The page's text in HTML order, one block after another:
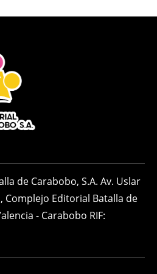
de Carabobo, S.A. Av. Uslar
Complejo Editorial Batalla de
- Carabobo RIF: